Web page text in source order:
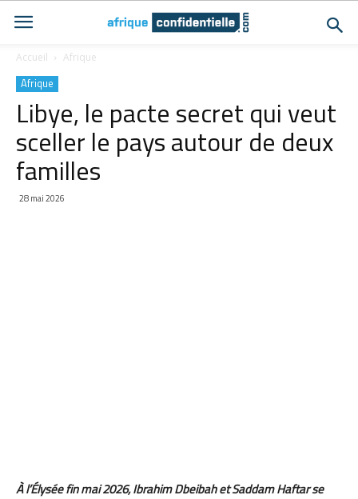
Accueil Afrique
Afrique
Libye, le pacte secret qui veut
sceller le pays autour de deux
familles
28 mai 2026
À l’Élysée fin mai 2026, Ibrahim Dbeibah et Saddam Haftar se